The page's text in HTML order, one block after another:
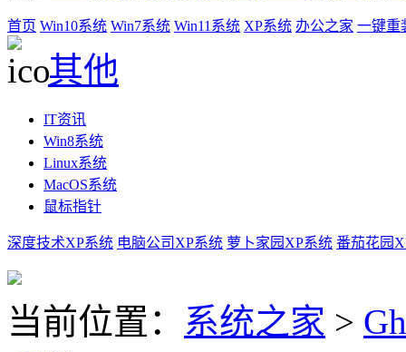
首页 Win10系统 Win7系统 Win11系统 XP系统 办公之家 一键重
其他
IT资讯
Win8系统
Linux系统
MacOS系统
鼠标指针
深度技术XP系统 电脑公司XP系统 萝卜家园XP系统 番茄花园
当前位置： 系统之家 >